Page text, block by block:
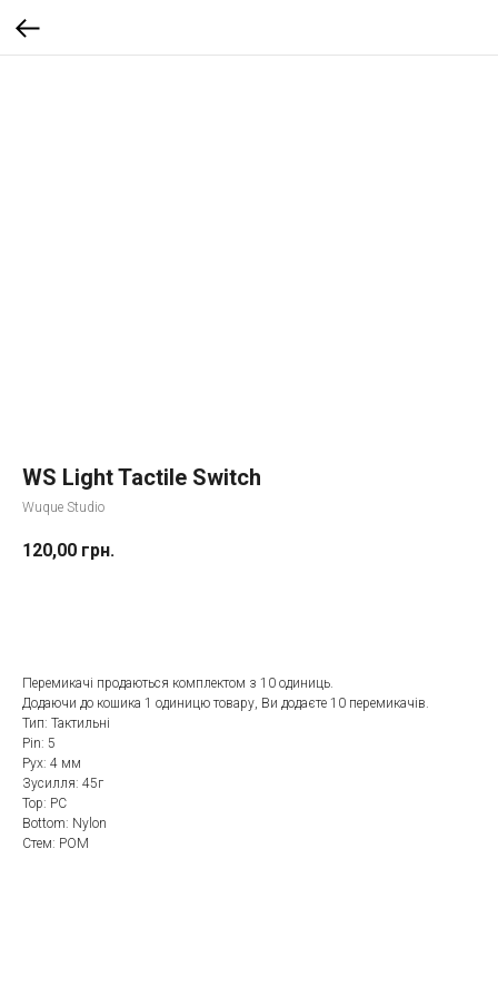
WS Light Tactile Switch
Wuque Studio
120,00 грн.
Перемикачі продаються комплектом з 10 одиниць.
Додаючи до кошика 1 одиницю товару, Ви додаєте 10 перемикачів.
Тип: Тактильні
Рin: 5
Pух: 4 мм
Зусилля: 45г
Top: PC
Bottom: Nylon
Стем: POM